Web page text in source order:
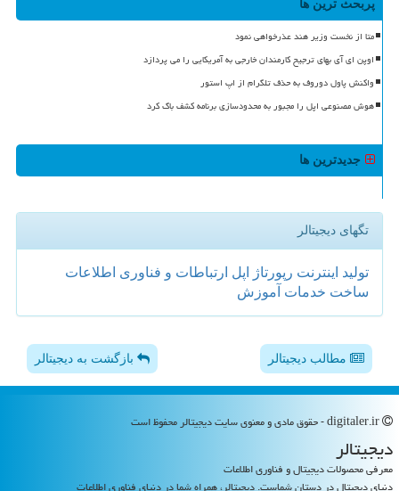
پربحث ترین ها
متا از نخست وزیر هند عذرخواهی نمود
اوپن ای آی بهای ترجیح کارمندان خارجی به آمریکایی را می پردازد
واکنش پاول دوروف به حذف تلگرام از اپ استور
هوش مصنوعی اپل را مجبور به محدودسازی برنامه کشف باگ کرد
جدیدترین ها
تگهای دیجیتالر
تولید اینترنت رپورتاژ اپل ارتباطات و فناوری اطلاعات
ساخت خدمات آموزش
مطالب دیجیتالر بازگشت به دیجیتالر
دیجیتالر
معرفی محصولات دیجیتال و فناوری اطلاعات
دنیای دیجیتال در دستان شماست. دیجیتالر، همراه شما در دنیای فناوری اطلاعات